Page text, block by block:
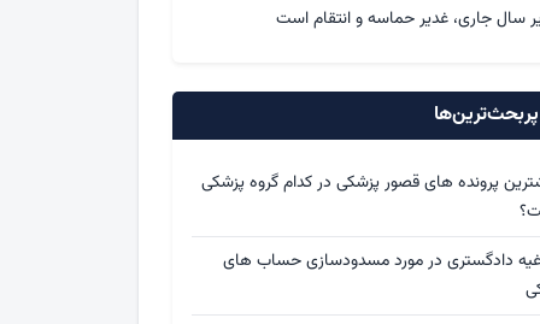
سال جاری، غدیر حماسه و انتقام است
پرونده های قصور پزشکی در کدام گروه پزشکی
دادگستری در مورد مسدودسازی حساب های